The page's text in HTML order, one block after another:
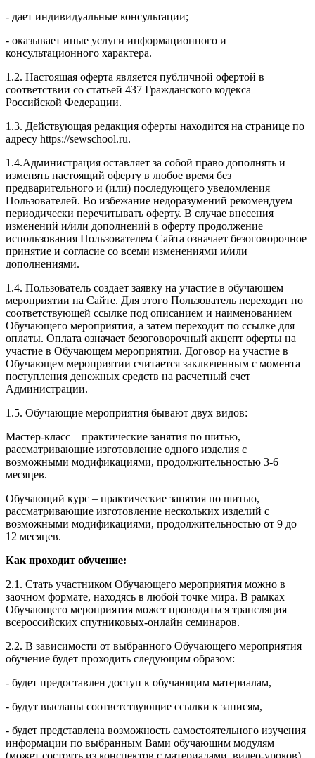
- дает индивидуальные консультации;
- оказывает иные услуги информационного и
консультационного характера.
1.2. Настоящая оферта является публичной офертой в
соответствии со статьей 437 Гражданского кодекса
Российской Федерации.
1.3. Действующая редакция оферты находится на странице по
адресу https://sewschool.ru.
1.4.Администрация оставляет за собой право дополнять и
изменять настоящий оферту в любое время без
предварительного и (или) последующего уведомления
Пользователей. Во избежание недоразумений рекомендуем
периодически перечитывать оферту. В случае внесения
изменений и/или дополнений в оферту продолжение
использования Пользователем Сайта означает безоговорочное
принятие и согласие со всеми изменениями и/или
дополнениями.
1.4. Пользователь создает заявку на участие в обучающем
мероприятии на Сайте. Для этого Пользователь переходит по
соответствующей ссылке под описанием и наименованием
Обучающего мероприятия, а затем переходит по ссылке для
оплаты. Оплата означает безоговорочный акцепт оферты на
участие в Обучающем мероприятии. Договор на участие в
Обучающем мероприятии считается заключенным с момента
поступления денежных средств на расчетный счет
Администрации.
1.5. Обучающие мероприятия бывают двух видов:
Мастер-класс – практические занятия по шитью,
рассматривающие изготовление одного изделия с
возможными модификациями, продолжительностью 3-6
месяцев.
Обучающий курс – практические занятия по шитью,
рассматривающие изготовление нескольких изделий с
возможными модификациями, продолжительностью от 9 до
12 месяцев.
Как проходит обучение:
2.1. Стать участником Обучающего мероприятия можно в
заочном формате, находясь в любой точке мира. В рамках
Обучающего мероприятия может проводиться трансляция
всероссийских спутниковых-онлайн семинаров.
2.2. В зависимости от выбранного Обучающего мероприятия
обучение будет проходить следующим образом:
- будет предоставлен доступ к обучающим материалам,
- будут высланы соответствующие ссылки к записям,
- будет представлена возможность самостоятельного изучения
информации по выбранным Вами обучающим модулям
(может состоять из конспектов с материалами, видео-уроков),